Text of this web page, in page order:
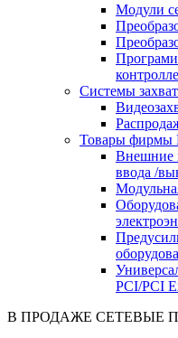
Модули
Системы
Товары фирмы
Внешние
ввода /
PCI/PCI
В ПРОДАЖЕ СЕТЕВЫЕ